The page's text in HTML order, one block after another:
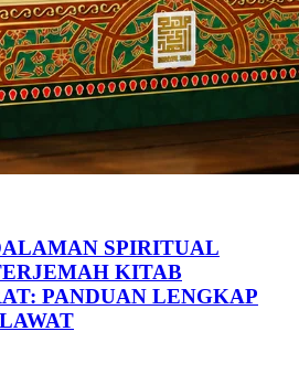
SPIRITUAL
KITAB
PANDUAN LENGKAP